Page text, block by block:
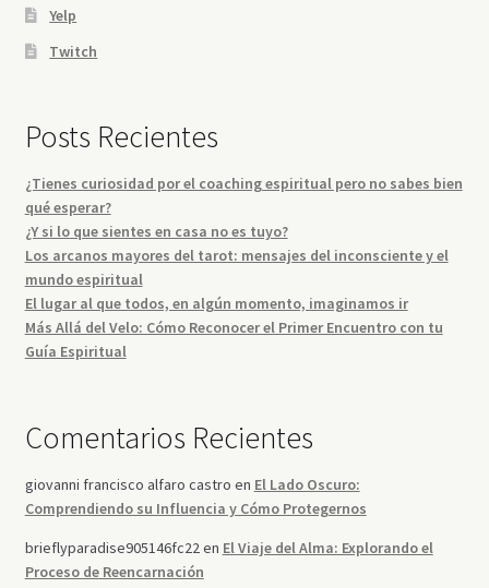
Yelp
Twitch
Posts Recientes
¿Tienes curiosidad por el coaching espiritual pero no sabes bien
qué esperar?
¿Y si lo que sientes en casa no es tuyo?
Los arcanos mayores del tarot: mensajes del inconsciente y el
mundo espiritual
El lugar al que todos, en algún momento, imaginamos ir
Más Allá del Velo: Cómo Reconocer el Primer Encuentro con tu
Guía Espiritual
Comentarios Recientes
giovanni francisco alfaro castro en El Lado Oscuro:
Comprendiendo su Influencia y Cómo Protegernos
brieflyparadise905146fc22en El Viaje del Alma: Explorando el
Proceso de Reencarnación